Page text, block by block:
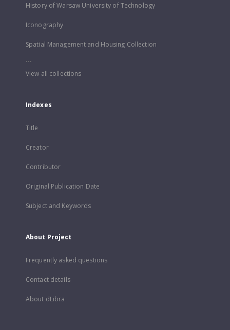
History of Warsaw University of Technology
Iconography
Spatial Management and Housing Collection
...
View all collections
Indexes
Title
Creator
Contributor
Original Publication Date
Subject and Keywords
About Project
Frequently asked questions
Contact details
About dLibra